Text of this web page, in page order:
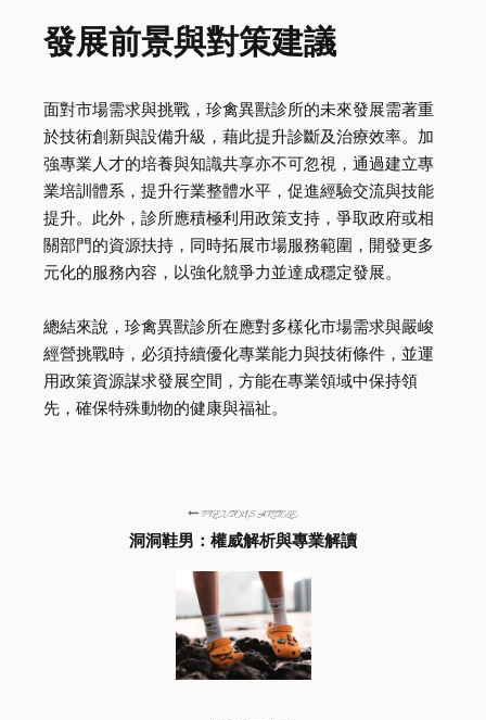
發展前景與對策建議
面對市場需求與挑戰，珍禽異獸診所的未來發展需著重
於技術創新與設備升級，藉此提升診斷及治療效率。加
強專業人才的培養與知識共享亦不可忽視，通過建立專
業培訓體系，提升行業整體水平，促進經驗交流與技能
提升。此外，診所應積極利用政策支持，爭取政府或相
關部門的資源扶持，同時拓展市場服務範圍，開發更多
元化的服務內容，以強化競爭力並達成穩定發展。
總結來說，珍禽異獸診所在應對多樣化市場需求與嚴峻
經營挑戰時，必須持續優化專業能力與技術條件，並運
用政策資源謀求發展空間，方能在專業領域中保持領
先，確保特殊動物的健康與福祉。
PREVIOUS ARTICLE
洞洞鞋男：權威解析與專業解讀